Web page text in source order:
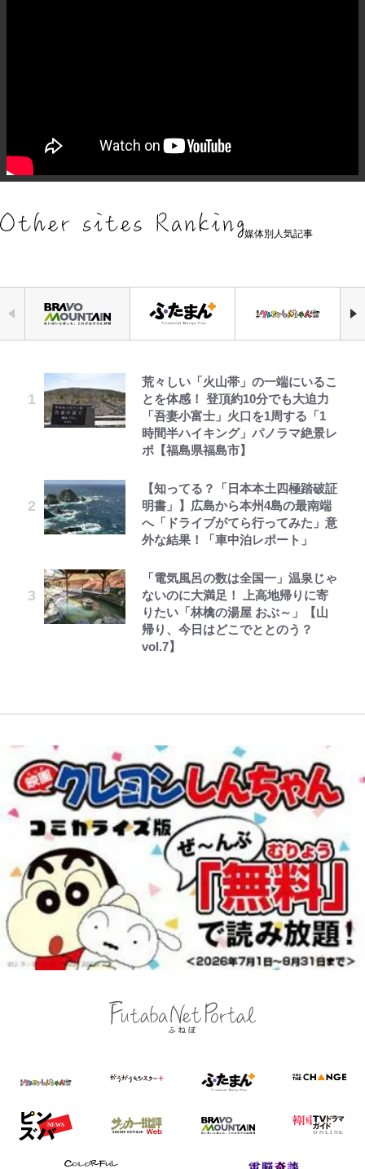
媒体別人気記事
荒々しい「火山帯」の一端にいるこ
とを体感！ 登頂約10分でも大迫力
「吾妻小富士」火口を1周する「1
時間半ハイキング」パノラマ絶景レ
ポ【福島県福島市】
【知ってる？「日本本土四極踏破証
明書」】広島から本州4島の最南端
へ「ドライブがてら行ってみた」意
外な結果！「車中泊レポート」
「電気風呂の数は全国一」温泉じゃ
ないのに大満足！ 上高地帰りに寄
りたい「林檎の湯屋 おぶ～」【山
帰り、今日はどこでととのう？
vol.7】
「自分の絵ごと、このジャンルはそ
ろそろ終わりかな」江口寿史が炎上
を経て樋口毅宏に語ったこと
1万円超えも「納得のクオリティ」
10万針以上の密度で再現された“め
ぐみん刺繍ワークシャツ”にファン
も感動
弾」がスタート！まさかの人気アイ
テムに称賛続々「豪華すぎる！」
オラの引越し物語 サボテン大襲撃
えびめしの流儀
でっかい男になりたいゾ
錦織一清の写真集はなぜ私服なの
か…高級ブランドをやめ等身大の自
分を表現する現在「ちゃんとおじい
ちゃんに」
が明かす夫・片岡愛之助との関係
性…互いに一番のお客さんで刺激を
もらう存在
ィア活動の原動力は…「偽善者だ」
との声も跳ね返す“誰かの役に立ち
たい”という思い
｢なんじゃこりゃあああ！｣本田圭
佑の古巣ミラン、漆黒×蛍光レッド
の超絶クールな新サードユニに世界
が熱狂｢サードなのにズルい｣｢こり
ゃかっけえわ｣
｢知念さんを煽ってたのと同じ
人？｣鹿島・鈴木優磨、大逆転勝利
後の“超・優等生インタビュー”が
話題！｢試合中とのギャップw｣｢礼
｢あざとナンバーワン！｣鎌田大地
が冨安健洋に“肩組み頭乗せ”!?｢パ
レス兄弟｣爆誕の歓迎ムービーに大
反響｢最後の鎌田可愛すぎる｣｢粋に
空の轍と大地の雲と 第1回
第3回 出版までの道のり・その2
レビュー『仮面家族』悠木シュン・
著
公式-おっさん底辺治癒士と愛娘の
辺境ライフ ~中年男が回復スキルに
覚醒して、英雄へ成り上がる~ 第82
話(1)
で、もふもふ従者(聖獣)とおにぎり
を握る 第53話(1)
公式-ヒロインが来る前に妊娠しま
が、どうやら違うようです~ 第1話
千葉雄大、ほっそりイケメン近影に
「顔パンパンだったのに」反響 視
聴者が想った激変の納得理由
村上佳菜子、“遠距離結婚”の夫と
「愛が足りない」不満を漏らしてい
た過去も
黒木啓司が妻・宮崎麗果にDV報
た“異変”…削除していたラブラブ
投稿